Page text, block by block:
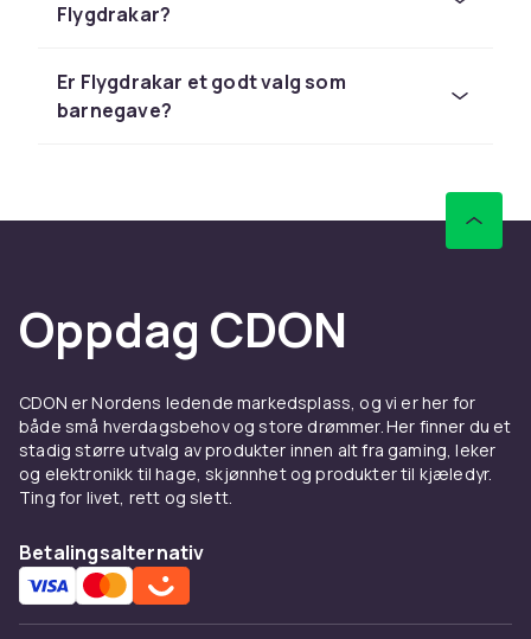
Utforsk hele lekesortimentet hos CDON.
Schleich til konkurransedyktige priser med
rask levering og enkel retur.
Hos CDON finner du drager fra LEGO, Barbie og
Sammenlign produkter og les
kundeanmeldelser for å finne beste leketøy. Vi
har et stort sortiment til alle budsjetter.
Hos CDON finner du drager fra LEGO, Barbie og
Schleich til konkurransedyktige priser med
rask levering og enkel retur.
kundeanmeldelser for å finne beste leketøy. Vi
har et stort sortiment til alle budsjetter.
Hos CDON finner du drager fra LEGO, Barbie og
Flygdrakar?
Er Flygdrakar et godt valg som
barnegave?
Oppdag CDON
CDON er Nordens ledende markedsplass, og vi er her for
både små hverdagsbehov og store drømmer. Her finner du et
stadig større utvalg av produkter innen alt fra gaming, leker
og elektronikk til hage, skjønnhet og produkter til kjæledyr.
Ting for livet, rett og slett.
Betalingsalternativ